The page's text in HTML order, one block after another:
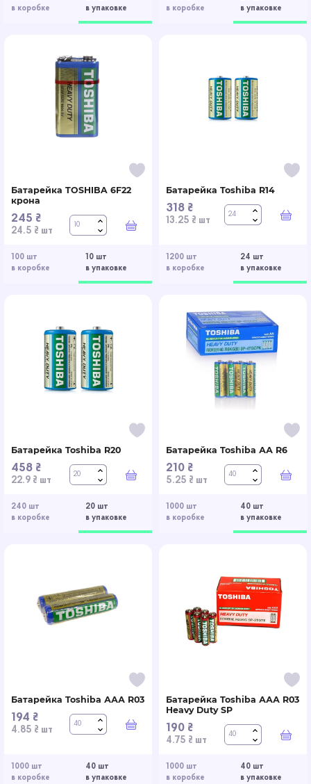
в коробке
в упаковке
в коробке
в упаковке
100 шт
в коробке
10 шт
в упаковке
Батарейка TOSHIBA 6F22
крона
245 ₴
24.5 ₴ шт В корзину
1200 шт
в коробке
24 шт
в упаковке
Батарейка Toshiba R14
318 ₴
13.25 ₴ шт В
240 шт
в коробке
20 шт
в упаковке
Батарейка Toshiba R20
458 ₴
22.9 ₴ шт В корзину
1000 шт
в коробке
40 шт
в упаковке
Батарейка Toshiba АА R6
210 ₴
5.25 ₴ шт В
1000 шт
в коробке
40 шт
в упаковке
Батарейка Toshiba ААА R03
194 ₴
4.85 ₴ шт В корзину
1000 шт
в коробке
40 шт
в упаковке
Батарейка Toshiba ААА R03
Heavy Duty SP
190 ₴
4.75 ₴ шт В